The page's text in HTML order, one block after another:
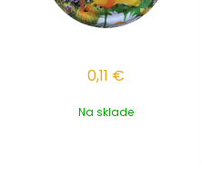
0,11 €
Na sklade